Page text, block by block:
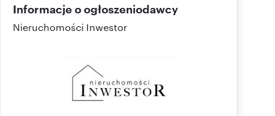
Informacje o ogłoszeniodawcy
Nieruchomości Inwestor